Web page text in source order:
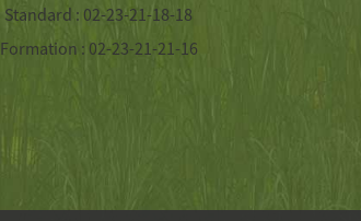
Standard : 02-23-21-18-18
Formation : 02-23-21-21-16